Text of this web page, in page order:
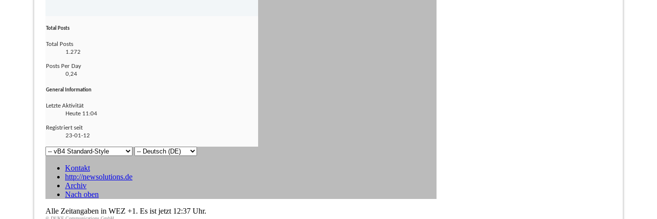
Total Posts
Total Posts
1.272
Posts Per Day
0,24
General Information
Letzte Aktivität
Heute 11:04
Registriert seit
23-01-12
Kontakt
http://newsolutions.de
Archiv
Nach oben
Alle Zeitangaben in WEZ +1. Es ist jetzt 12:37 Uhr.